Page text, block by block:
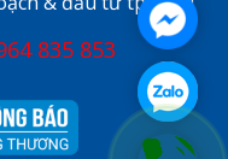
835 853